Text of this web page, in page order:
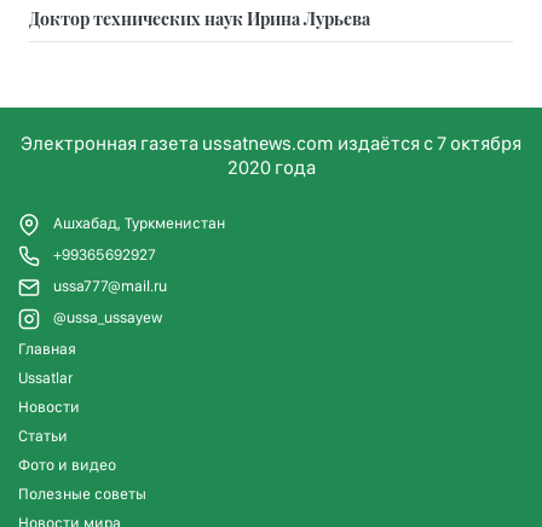
Доктор технических наук Ирина Лурьева
Электронная газета ussatnews.com издаётся с 7 октября
2020 года
Ашхабад, Туркменистан
+99365692927
ussa777@mail.ru
@ussa_ussayew
Главная
Ussatlar
Новости
Статьи
Фото и видео
Полезные советы
Новости мира